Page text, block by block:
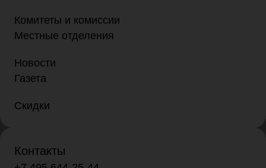
Комитеты и комиссии
Местные отделения
Новости
Газета
Скидки
Контакты